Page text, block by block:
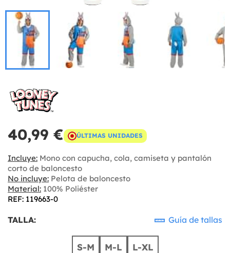
40,99 € ÚLTIMAS UNIDADES
Incluye: Mono con capucha, cola, camiseta y pantalón
corto de baloncesto
No incluye: Pelota de baloncesto
Material: 100% Poliéster
REF: 119663-0
TALLA: Guía de tallas
S-M M-L L-XL